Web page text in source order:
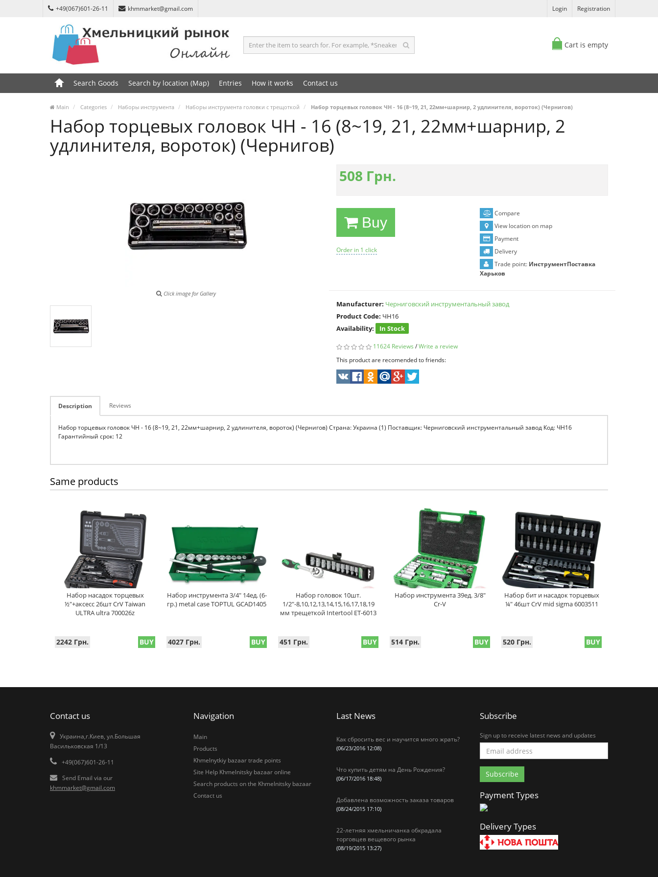
+49(067)601-26-11 khmmarket@gmail.com Login Registration
Cart is empty
Search Goods Search by location (Map) Entries How it works Contact us
Main Categories Наборы инструмента Наборы инструмента головки с трещоткой Набор торцевых головок ЧН - 16 (8~19, 21, 22мм+шарнир, 2 удлинителя, вороток) (Чернигов)
Набор торцевых головок ЧН - 16 (8~19, 21, 22мм+шарнир, 2
удлинителя, вороток) (Чернигов)
Click image for Gallery
508 Грн.
Buy
Order in 1 click
Compare
View location on map
Payment
Delivery
Trade point: ИнструментПоставка
Харьков
Manufacturer: Черниговский инструментальный завод
Product Code: ЧН16
Availability:
In Stock
11624 Reviews /Write a review
This product are recomended to friends:
Description Reviews
Набор торцевых головок ЧН - 16 (8~19, 21, 22мм+шарнир, 2 удлинителя, вороток) (Чернигов) Страна: Украина (1) Поставщик: Черниговский инструментальный завод Код: ЧН16
Гарантийный срок: 12
Same products
Набор насадок торцевых
½"+аксесс 26шт CrV Taiwan
ULTRA ultra 700026z
2242 Грн. BUY
Набор инструмента 3/4" 14ед. (6-
гр.) metal case TOPTUL GCAD1405
4027 Грн. BUY
Набор головок 10шт.
1/2"-8,10,12,13,14,15,16,17,18,19
мм трещеткой Intertool ET-6013
451 Грн. BUY
Набор инструмента 39ед. 3/8"
Cr-V
514 Грн. BUY
Набор бит и насадок торцевых
¼" 46шт CrV mid sigma 6003511
520 Грн. BUY
Contact us
Украина,г.Киев, ул.Большая
Васильковская 1/13
+49(067)601-26-11
Send Email via our
khmmarket@gmail.com
Navigation
Main
Products
Khmelnytkiy bazaar trade points
Site Help Khmelnitsky bazaar online
Search products on the Khmelnitsky bazaar
Contact us
Last News
Как сбросить вес и научится много жрать?
(06/23/2016 12:08)
Что купить детям на День Рождения?
(06/17/2016 18:48)
Добавлена возможность заказа товаров
(08/24/2015 17:10)
22-летняя хмельничанка обкрадала
торговцев вещевого рынка
(08/19/2015 13:27)
Subscribe
Sign up to receive latest news and updates
Payment Types
Delivery Types